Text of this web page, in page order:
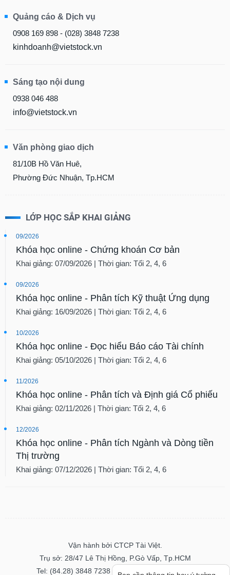
Quảng cáo & Dịch vụ
0908 169 898 - (028) 3848 7238
kinhdoanh@vietstock.vn
Sáng tạo nội dung
0938 046 488
info@vietstock.vn
Văn phòng giao dịch
81/10B Hồ Văn Huê,
Phường Đức Nhuận, Tp.HCM
LỚP HỌC SẮP KHAI GIẢNG
09/2026
Khóa học online - Chứng khoán Cơ bản
Khai giảng: 07/09/2026 | Thời gian: Tối 2, 4, 6
09/2026
Khóa học online - Phân tích Kỹ thuật Ứng dụng
Khai giảng: 16/09/2026 | Thời gian: Tối 2, 4, 6
10/2026
Khóa học online - Đọc hiểu Báo cáo Tài chính
Khai giảng: 05/10/2026 | Thời gian: Tối 2, 4, 6
11/2026
Khóa học online - Phân tích và Định giá Cổ phiếu
Khai giảng: 02/11/2026 | Thời gian: Tối 2, 4, 6
12/2026
Khóa học online - Phân tích Ngành và Dòng tiền
Thị trường
Khai giảng: 07/12/2026 | Thời gian: Tối 2, 4, 6
Vận hành bởi CTCP Tài Việt.
Trụ sở: 28/47 Lê Thị Hồng, P.Gò Vấp, Tp.HCM
Tel: (84.28) 3848 7238 - Fax: (84.28) 3848 7237